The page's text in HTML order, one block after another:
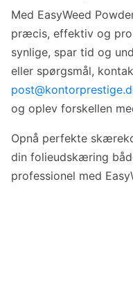
Med EasyWeed
præcis, effektiv og
synlige, spar tid og
eller spørgsmål,
og oplev forskellen
Opnå perfekte
din folieudskæring
professionel med